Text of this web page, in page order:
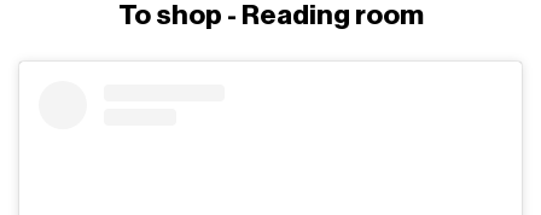
To shop - Reading room